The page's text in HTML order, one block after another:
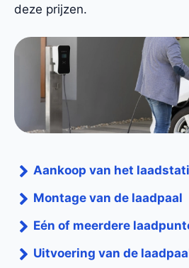
deze prijzen.
Aankoop van het
Montage van de laadpaal
Eén of meerdere
Uitvoering van de